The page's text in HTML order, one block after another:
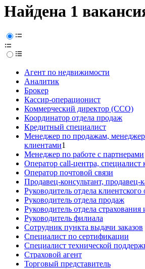
Найдена 1
Агент по недвижимости
Аналитик
Брокер
Кассир-операционист
Коммерческий директор (CCO)
Координатор отдела продаж
Кредитный специалист
Менеджер по продажам, менеджер
клиентами1
Менеджер по работе с партнерами
Оператор call-центра, специалист
Оператор почтовой связи
Продавец-консультант, продавец-
Руководитель отдела
Руководитель отдела продаж
Руководитель отдела страхования
Руководитель филиала
Сотрудник пункта выдачи заказов
Специалист по сертификации
Специалист технической
Страховой агент
Торговый представитель